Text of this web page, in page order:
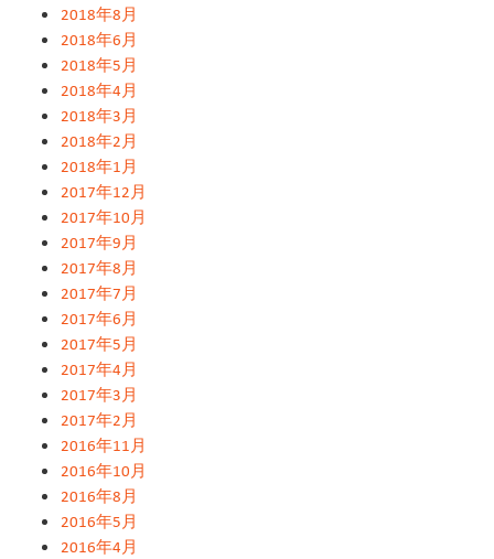
2018年8月
2018年6月
2018年5月
2018年4月
2018年3月
2018年2月
2018年1月
2017年12月
2017年10月
2017年9月
2017年8月
2017年7月
2017年6月
2017年5月
2017年4月
2017年3月
2017年2月
2016年11月
2016年10月
2016年8月
2016年5月
2016年4月